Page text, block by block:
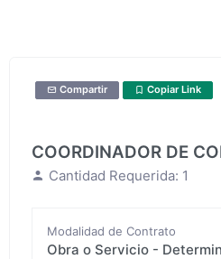
Compartir Copiar Link
COORDINADOR DE
Cantidad Requerida: 1
Modalidad de Contrato
Obra o Servicio -